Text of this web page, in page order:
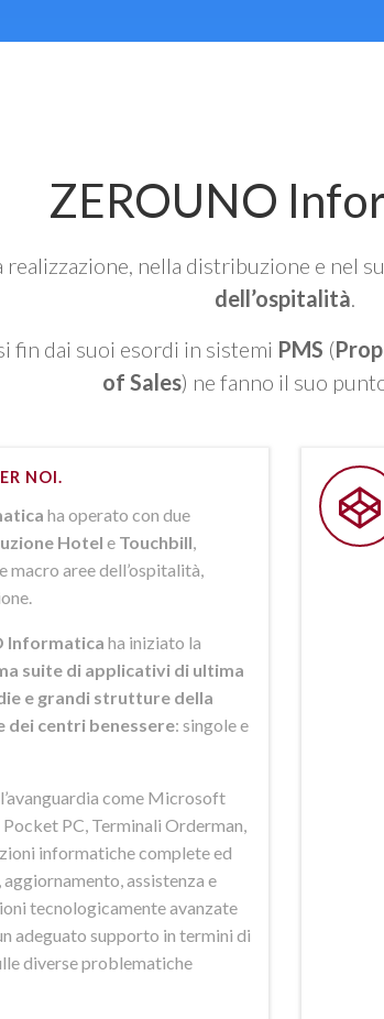
ZEROUNO
realizzazione, nella distribuzione e nel
dell’ospitalità
fin dai suoi esordi in sistemi PMS (
of Sales) ne fanno il suo
NOI.
ha operato con due
Hotel e Touchbill
aree dell’ospitalità,
Informatica ha iniziato la
suite di applicativi di ultima
e grandi strutture della
centri benessere: singole e
come Microsoft
PC, Terminali Orderman,
informatiche complete ed
assistenza e
tecnologicamente avanzate
adeguato supporto in termini di
diverse problematiche